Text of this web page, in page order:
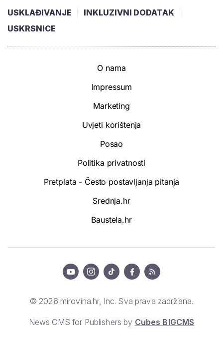
USKLAĐIVANJE
INKLUZIVNI DODATAK
USKRSNICE
O nama
Impressum
Marketing
Uvjeti korištenja
Posao
Politika privatnosti
Pretplata - Često postavljanja pitanja
Srednja.hr
Baustela.hr
© 2026 mirovina.hr, Inc. Sva prava zadržana.
News CMS for Publishers by Cubes BIGCMS